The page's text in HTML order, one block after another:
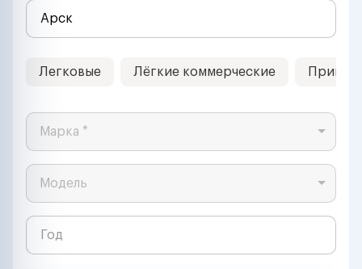
Легковые Лёгкие коммерческие
Марка *
Модель